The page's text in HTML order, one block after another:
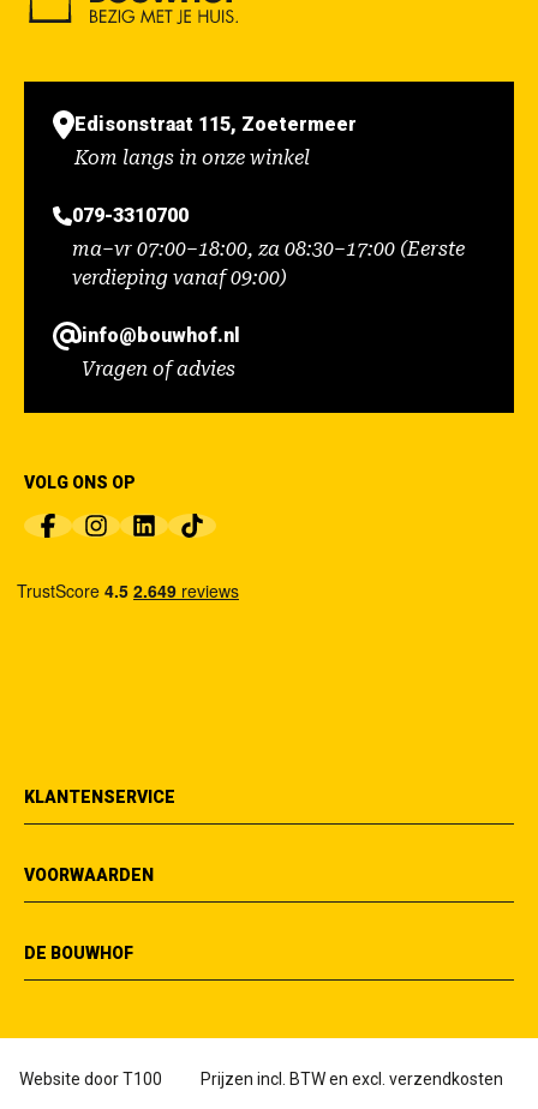
Edisonstraat 115, Zoetermeer
Kom langs in onze winkel
079-3310700
ma–vr 07:00–18:00, za 08:30–17:00 (Eerste
verdieping vanaf 09:00)
info@bouwhof.nl
Vragen of advies
VOLG ONS OP
KLANTENSERVICE
VOORWAARDEN
DE BOUWHOF
Website doorT100 Prijzen incl. BTW en excl. verzendkosten